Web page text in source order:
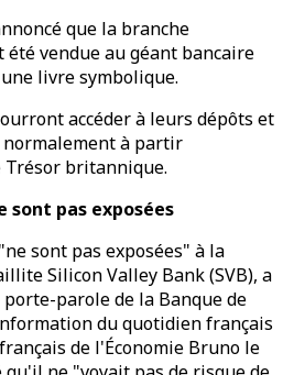
que la branche
vendue au géant bancaire
livre symbolique.
accéder à leurs dépôts et
à partir
britannique.
sont pas exposées
sont pas exposées" à la
Silicon Valley Bank (SVB), a
parole de la Banque de
du quotidien français
de l'Économie Bruno le